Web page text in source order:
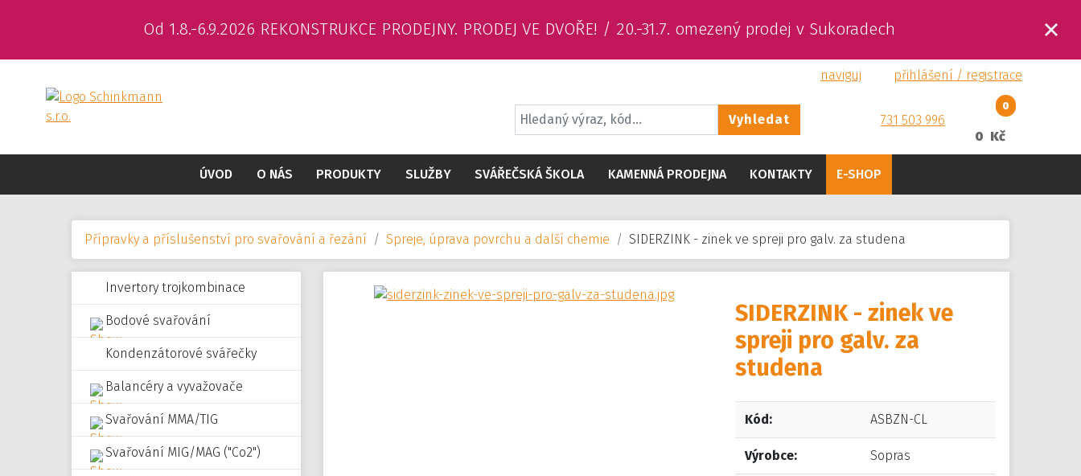
Od 1.8.-6.9.2026 REKONSTRUKCE PRODEJNY. PRODEJ VE DVOŘE! / 20.-31.7. omezený prodej v Sukoradech
přihlášení / registrace
naviguj
0
0 Kč
731 503 996
Vyhledat
ÚVOD O NÁS PRODUKTY SLUŽBY SVÁŘEČSKÁ ŠKOLA KAMENNÁ PRODEJNA KONTAKTY E-SHOP
Přípravky a příslušenství pro svařování a řezání Spreje, úprava povrchu a další chemie SIDERZINK - zinek ve spreji pro galv. za studena
Invertory trojkombinace
Bodové svařování
Kondenzátorové svářečky
Balancéry a vyvažovače
Svařování MMA/TIG
Svařování MIG/MAG ("Co2")
SIDERZINK - zinek ve
spreji pro galv. za
studena
Kód: ASBZN-CL
Výrobce: Sopras